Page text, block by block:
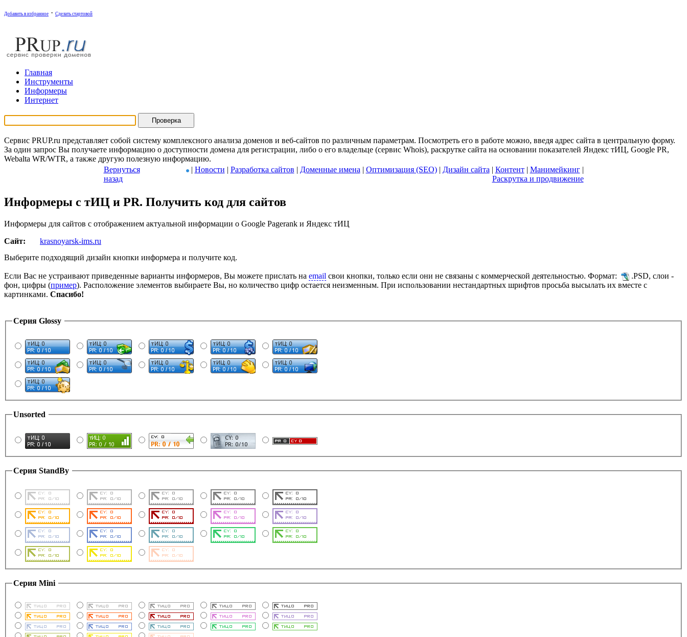
Добавить в избранное · Сделать стартовой
Главная
Инструменты
Информеры
Интернет
Сервис PRUP.ru представляет собой систему комплексного анализа доменов и веб-сайтов по различным параметрам. Посмотреть его в работе можно, введя адрес сайта в центральную форму.
За один запрос Вы получаете информацию о доступности домена для регистрации, либо о его владельце (сервис Whois), раскрутке сайта на основании показателей Яндекс тИЦ, Google PR,
Webalta WR/WTR, а также другую полезную информацию.
Вернуться
назад
| Новости | Разработка сайтов | Доменные имена | Оптимизация (SEO)| Дизайн сайта | Контент| Манимейкинг|
Раскрутка и продвижение
Информеры с тИЦ и PR. Получить код для сайтов
Информеры для сайтов с отображением актуальной информации о Google Pagerank и Яндекс тИЦ
Сайт:
krasnoyarsk-ims.ru
Выберите подходящий дизайн кнопки информера и получите код.
Если Вас не устраивают приведенные варианты информеров, Вы можете прислать на email свои кнопки, только если они не связаны с коммерческой деятельностью. Формат:
.PSD, слои -
фон, цифры (пример). Расположение элементов выбираете Вы, но количество цифр остается неизменным. При использовании нестандартных шрифтов просьба высылать их вместе с
картинками. Спасибо!
Серия Glossy
Unsorted
Серия StandBy
Серия Mini